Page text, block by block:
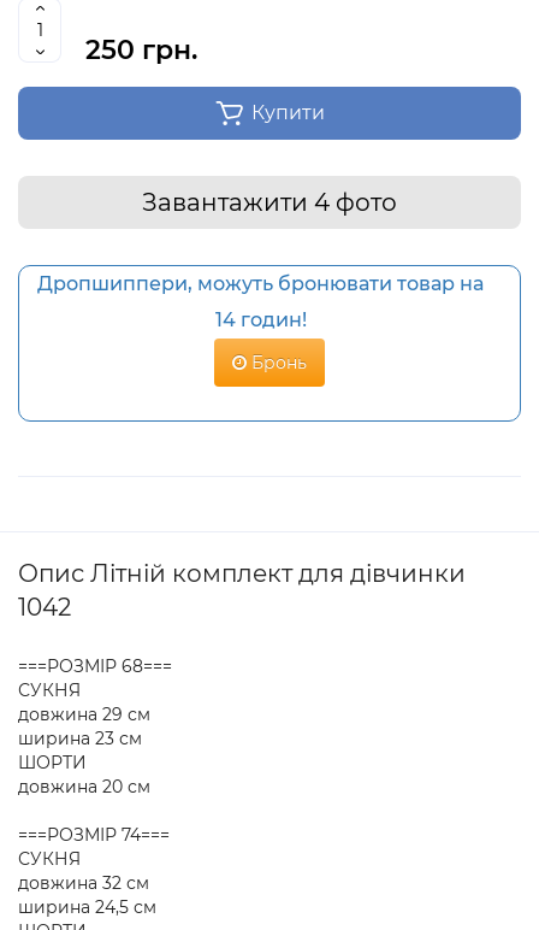
250 грн.
Купити
Завантажити 4 фото
Дропшиппери, можуть бронювати товар на
14 годин!
Бронь
Опис Літній комплект для дівчинки
1042
===РОЗМІР 68===
СУКНЯ
довжина 29 см
ширина 23 см
ШОРТИ
довжина 20 см
===РОЗМІР 74===
СУКНЯ
довжина 32 см
ширина 24,5 см